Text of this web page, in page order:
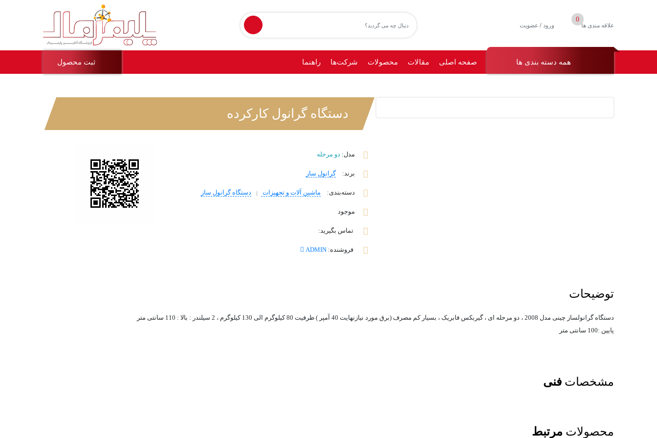
علاقه مندی ها
0
ورود / عضویت
همه دسته بندی ها صفحه اصلی مقالات محصولات شرکت‌ها راهنما ثبت محصول
دستگاه گرانول کارکرده
مدل: دو مرحله
برند: گرانول ساز
دسته‌بندی: ماشین آلات و تجهیزات دستگاه گرانول ساز
موجود
تماس بگیرید:
فروشنده: ADMIN
توضیحات
دستگاه گرانولساز چینی مدل 2008 ، دو مرحله ای ، گیربکس فابریک ، بسیار کم مصرف (برق مورد نیازنهایت 40 آمپر ) ظرفیت 80 کیلوگرم الی 130 کیلوگرم ، 2 سیلندر : بالا : 110 سانتی متر
پایین :100 سانتی متر
مشخصات فنی
محصولات مرتبط